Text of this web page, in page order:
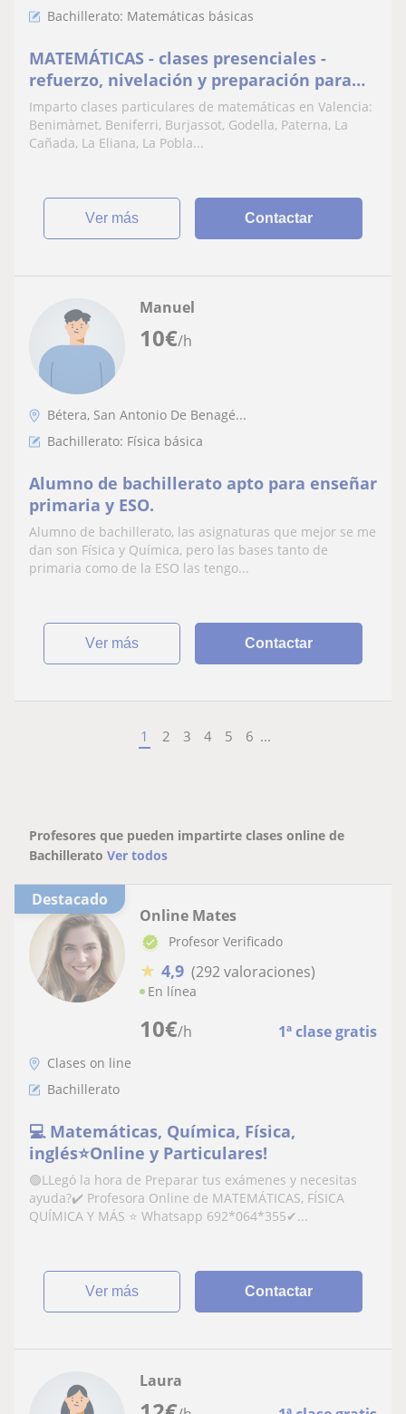
Bachillerato: Matemáticas básicas
MATEMÁTICAS - clases presenciales -
refuerzo, nivelación y preparación para
exámenes de Bachillerato. ESO y FP Grado
Superior - Valencia
Imparto clases particulares de matemáticas en Valencia:
Benimàmet, Beniferri, Burjassot, Godella, Paterna, La
Cañada, La Eliana, La Pobla...
ver más Contactar
10€/h
Manuel
Bétera, San Antonio De Benagé...
Bachillerato: Física básica
Alumno de bachillerato apto para enseñar
primaria y ESO.
Alumno de bachillerato, las asignaturas que mejor se me
dan son Física y Química, pero las bases tanto de
primaria como de la ESO las tengo...
ver más Contactar
1 2 3 4 5 6 ...
Profesores que pueden impartirte clases online de
Bachillerato Ver todos
Destacado
10€/h 1ª clase gratis
Online Mates
Profesor Verificado
★ 4,9 (292 valoraciones)
En línea
Clases on line
Bachillerato
💻 Matemáticas, Química, Física,
inglés⭐Online y Particulares!
🟢LLegó la hora de Preparar tus exámenes y necesitas
ayuda?✔️ Profesora Online de MATEMÁTICAS, FÍSICA
QUÍMICA Y MÁS ⭐ Whatsapp 692*064*355✔...
ver más Contactar
Laura